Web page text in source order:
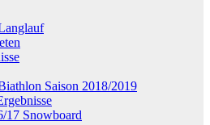
Saison 2018/2019
17 Snowboard